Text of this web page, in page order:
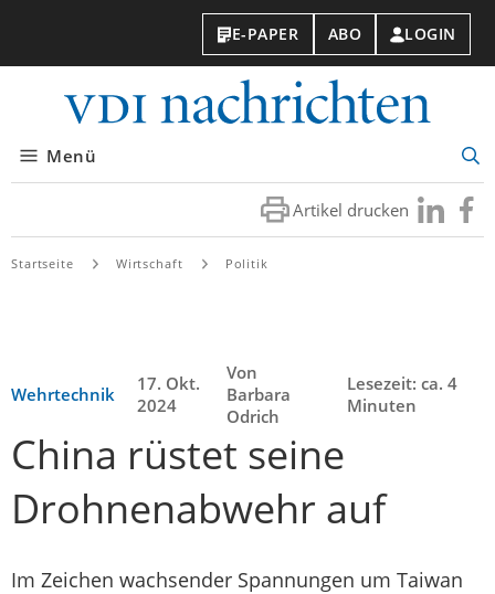
E-PAPER ABO LOGIN
Menü
Artikel drucken Besuchen
Sie
Sie
Startseite Wirtschaft Politik
Wehrtechnik
17. Okt.
2024
Von
Barbara
Odrich
Lesezeit: ca. 4
Minuten
China rüstet seine
Drohnenabwehr auf
Im Zeichen wachsender Spannungen um Taiwan